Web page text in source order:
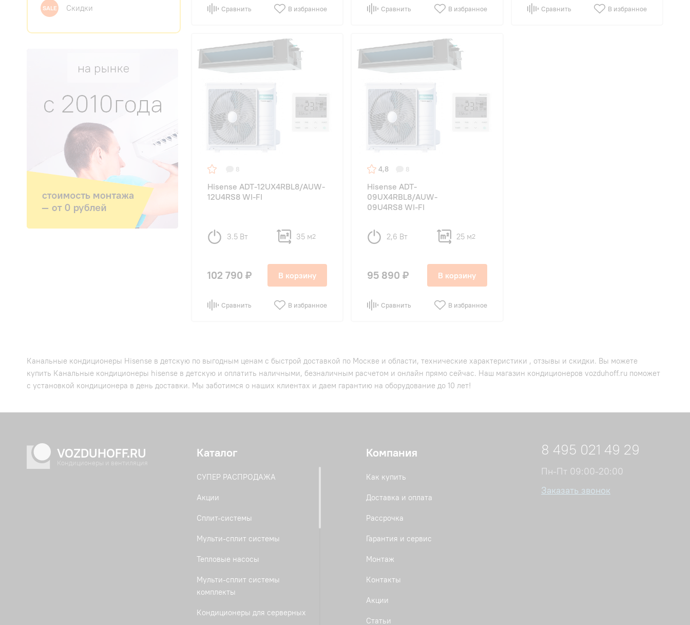
SALE Скидки Сравнить В избранное Сравнить В избранное Сравнить В избранное
8
Hisense ADT-12UX4RBL8/AUW-
12U4RS8 WI-FI
3.5 Вт 35 м2
102 790 ₽ В корзину
Сравнить В избранное
4,8 8
Hisense ADT-
09UX4RBL8/AUW-
09U4RS8 WI-FI
2,6 Вт 25 м2
95 890 ₽ В корзину
Сравнить В избранное
Канальные кондиционеры Hisense в детскую по выгодным ценам с быстрой доставкой по Москве и области, технические характеристики , отзывы и скидки. Вы можете
купить Канальные кондиционеры hisense в детскую и оплатить наличными, безналичным расчетом и онлайн прямо сейчас. Наш магазин кондиционеров vozduhoff.ru поможет
с установкой кондиционера в день доставки. Мы заботимся о наших клиентах и даем гарантию на оборудование до 10 лет!
VOZDUHOFF.RU
Кондиционеры и вентиляция
Каталог
СУПЕР РАСПРОДАЖА
Акции
Сплит-системы
Мульти-сплит системы
Тепловые насосы
Мульти-сплит системы
комплекты
Кондиционеры для серверных
Компания
Как купить
Доставка и оплата
Рассрочка
Гарантия и сервис
Монтаж
Контакты
Акции
Статьи
8 495 021 49 29
Пн-Пт 09:00-20:00
Заказать звонок